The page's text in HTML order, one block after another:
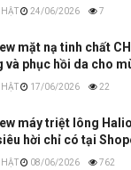
24/06/2026 7
mặt nạ tinh chất
và phục hồi da cho
17/06/2026 22
máy triệt lông
hời chỉ có tại
08/06/2026 762